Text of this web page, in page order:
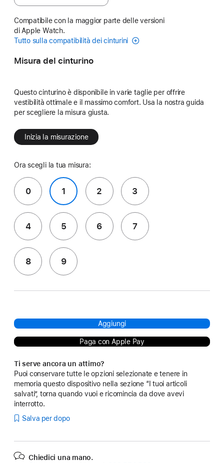
Compatibile con la maggior parte delle versioni
di Apple Watch.
Tutto sulla compatibilità dei cinturini
Misura del cinturino
Questo cinturino è disponibile in varie taglie per offrire
vestibilità ottimale e il massimo comfort. Usa la nostra guida
per scegliere la misura giusta.
Inizia la misurazione
Ora scegli la tua misura:
0 1 2 3
4 5 6 7
8 9
Aggiungi
Paga con Apple Pay
Ti serve ancora un attimo?
Puoi conservare tutte le opzioni selezionate e tenere in
memoria questo dispositivo nella sezione “I tuoi articoli
salvati”, torna quando vuoi e ricomincia da dove avevi
interrotto.
Salva per dopo
Chiedici una mano.